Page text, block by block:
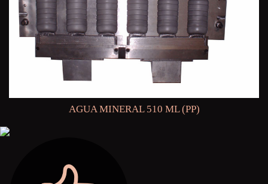
AGUA MINERAL 510 ML (PP)